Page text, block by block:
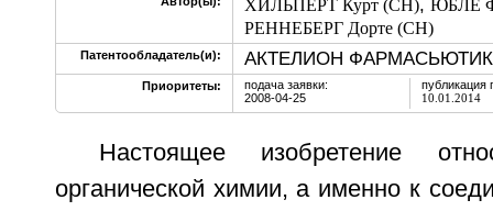
ХИЛЬПЕРТ Курт (CH), ЮБЛЕ
РЕННЕБЕРГ Дорте (CH)
Патентообладатель(и): АКТЕЛИОН
Приоритеты:
подача заявки:
2008-04-25
публикация
10.01.2014
Настоящее изобретение
органической химии, а именно к